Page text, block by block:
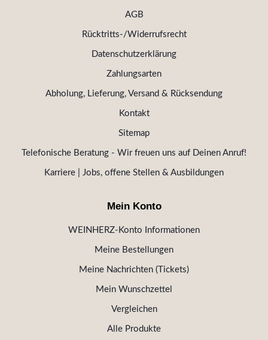
AGB
Rücktritts-/Widerrufsrecht
Datenschutzerklärung
Zahlungsarten
Abholung, Lieferung, Versand & Rücksendung
Kontakt
Sitemap
Telefonische Beratung - Wir freuen uns auf Deinen Anruf!
Karriere | Jobs, offene Stellen & Ausbildungen
Mein Konto
WEINHERZ-Konto Informationen
Meine Bestellungen
Meine Nachrichten (Tickets)
Mein Wunschzettel
Vergleichen
Alle Produkte